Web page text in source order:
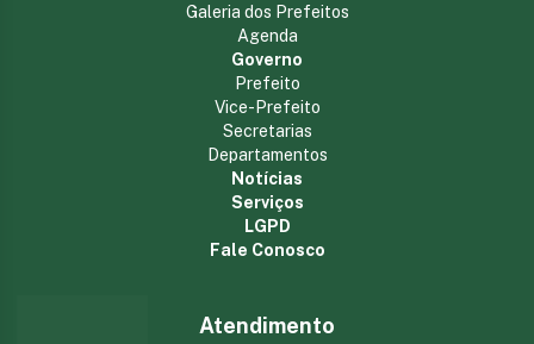
Galeria dos Prefeitos
Agenda
Governo
Prefeito
Vice-Prefeito
Secretarias
Departamentos
Notícias
Serviços
LGPD
Fale Conosco
Atendimento